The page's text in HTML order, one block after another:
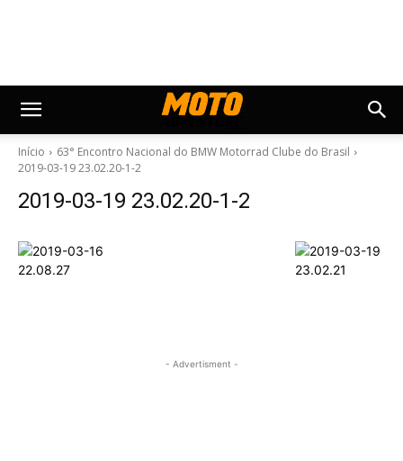
Início
63° Encontro Nacional do BMW Motorrad Clube do Brasil
2019-03-19 23.02.20-1-2
2019-03-19 23.02.20-1-2
- Advertisment -